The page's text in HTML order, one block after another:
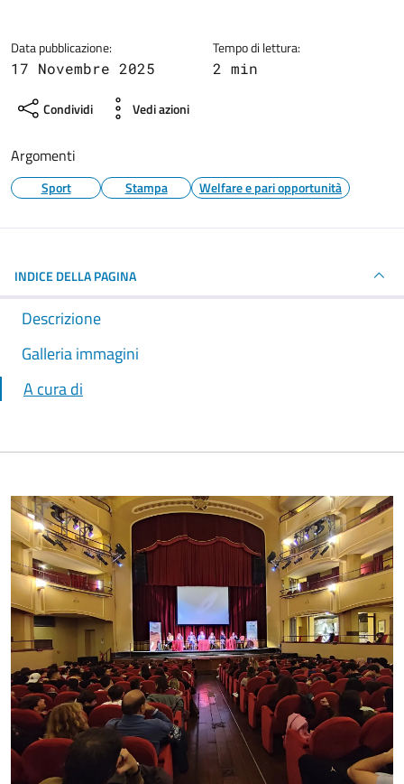
Data pubblicazione:
17 Novembre 2025
Tempo di lettura:
2 min
Condividi Vedi azioni
Argomenti
Sport Stampa Welfare e pari opportunità
INDICE DELLA PAGINA
Descrizione
Galleria immagini
A cura di